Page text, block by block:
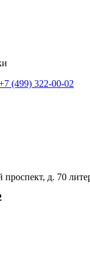
(499) 322-00-02
проспект, д. 70